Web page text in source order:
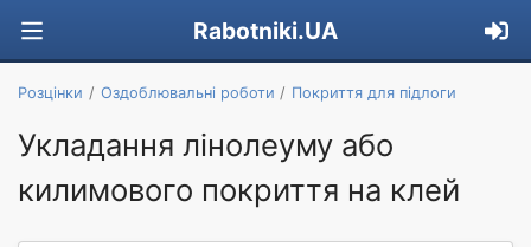
Rabotniki.UA
Розцінки Оздоблювальні роботи Покриття для підлоги
Укладання лінолеуму або
килимового покриття на клей